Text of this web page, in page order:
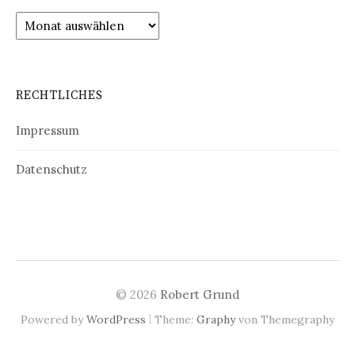
Archiv
RECHTLICHES
Impressum
Datenschutz
© 2026 Robert Grund
Powered byWordPress | Theme: Graphyvon Themegraphy